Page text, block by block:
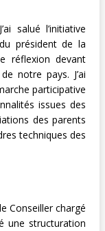
J’ai salué l’initiative
du président de la
réflexion devant
notre pays. J’ai
participative
issues des
des parents
techniques des
Conseiller chargé
une structuration